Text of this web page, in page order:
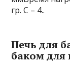
гр. С – 4..
Печь для
баком для